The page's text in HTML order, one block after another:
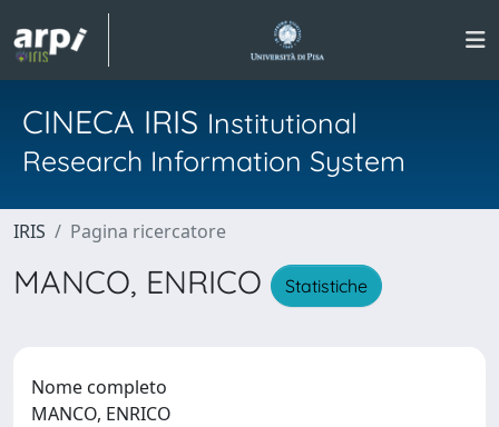
CINECA IRIS Institutional
Research Information System
IRIS Pagina ricercatore
MANCO, ENRICO Statistiche
Nome completo
MANCO, ENRICO